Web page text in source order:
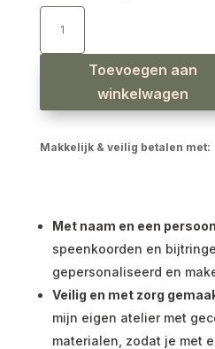
Speenkoord
naam
uil
Toevoegen aan
winkelwagen
Makkelijk & veilig betalen met:
Met naam en een
speenkoorden en
gepersonaliseerd en
Veilig en met zorg
mijn eigen atelier met
materialen, zodat je met